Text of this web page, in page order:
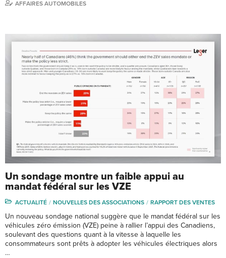
AFFAIRES AUTOMOBILES
Un sondage montre un faible appui au
mandat fédéral sur les VZE
ACTUALITÉ NOUVELLES DES ASSOCIATIONS RAPPORT DES VENTES
Un nouveau sondage national suggère que le mandat fédéral sur les
véhicules zéro émission (VZE) peine à rallier l’appui des Canadiens,
soulevant des questions quant à la vitesse à laquelle les
consommateurs sont prêts à adopter les véhicules électriques alors
…